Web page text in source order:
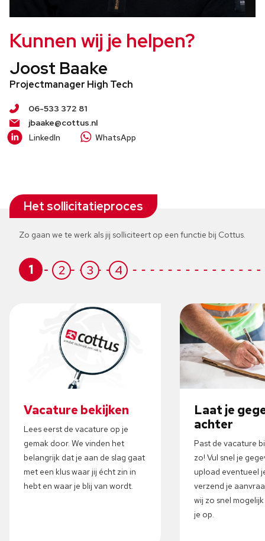
Kunnen wij je helpen?
Joost Baake
Projectmanager High Tech
06-533 372 81
jbaake@cottus.nl
LinkedIn
WhatsApp
Het sollicitatieproces
Zo gaan we te werk als jij solliciteert op een functie bij Cottus.
Vacature bekijken
Lees eerst de vacature op je
gemak door. We vinden het
belangrijk dat je aan de slag gaat
met een klus waar jij écht zin in
hebt en waar je blij van wordt.
Laat je
achter
Past de vacature
zo! Vul snel je
upload eventueel
verzend je
wij zo snel
je op.
1 2 3 4